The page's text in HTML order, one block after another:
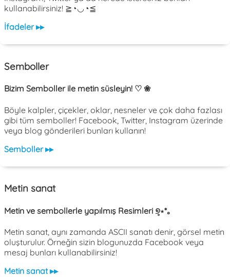
kullanabilirsiniz! ≧◔◡◔≦
İfadeler ▸▸
Semboller
Bizim Semboller ile metin süsleyin! ♡ ❀
Böyle kalpler, çiçekler, oklar, nesneler ve çok daha fazlası
gibi tüm semboller! Facebook, Twitter, Instagram üzerinde
veya blog gönderileri bunları kullanın!
Semboller ▸▸
Metin sanat
Metin ve sembollerle yapılmış Resimleri ୭̥⋆*｡
Metin sanat, aynı zamanda ASCII sanatı denir, görsel metin
oluşturulur. Örneğin sizin blogunuzda Facebook veya
mesaj bunları kullanabilirsiniz!
Metin sanat ▸▸